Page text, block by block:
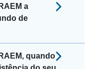
a
de
quando